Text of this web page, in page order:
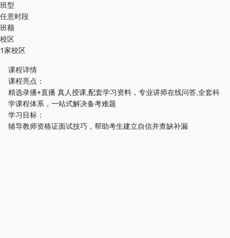
班型
任意时段
班额
校区
1家校区
课程详情
课程亮点：
精选录播+直播 真人授课,配套学习资料，专业讲师在线问答,全套科
学课程体系，一站式解决备考难题
学习目标：
辅导教师资格证面试技巧，帮助考生建立自信并查缺补漏